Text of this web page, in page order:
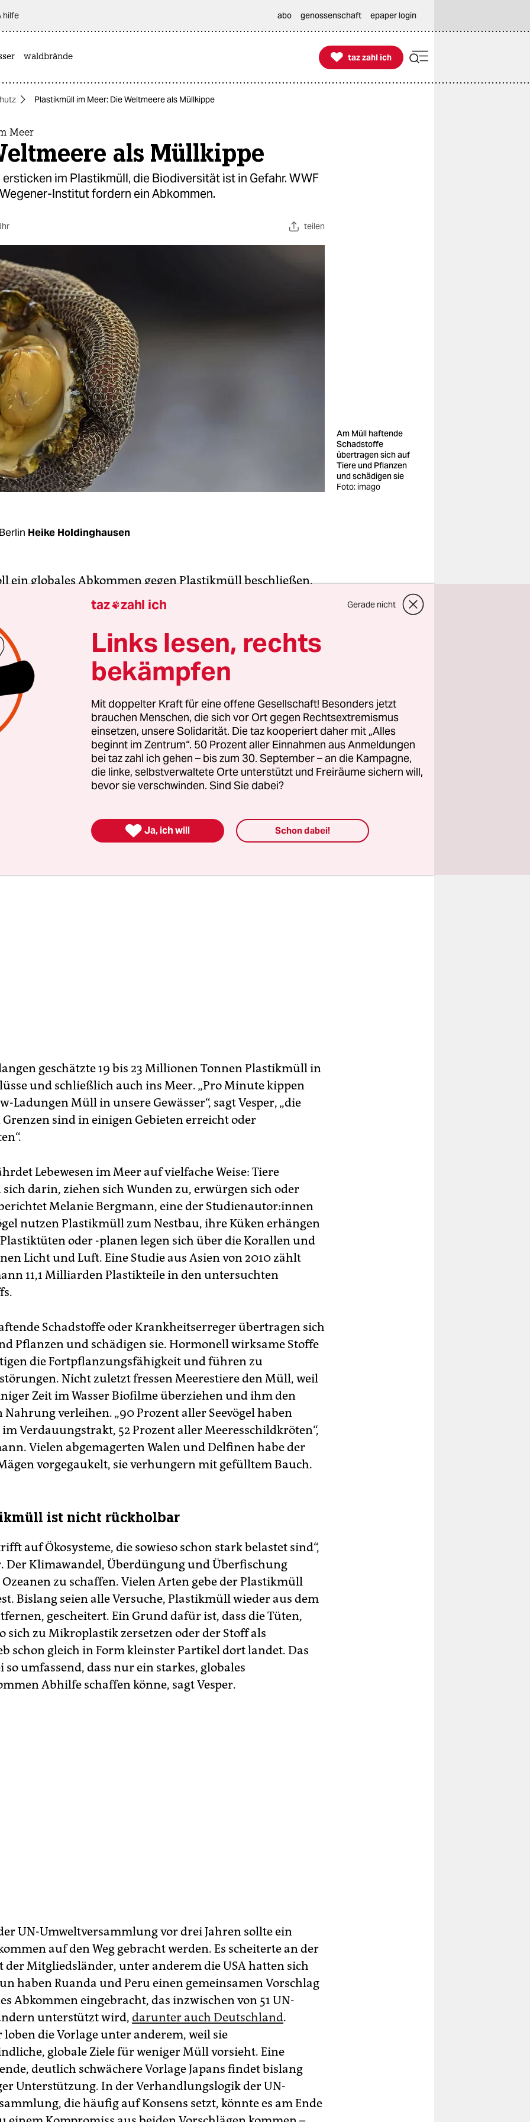
hilfe abo genossenschaft epaper login
waldbrände 
taz zahl ich
taz zahl ich
Plastikmüll im Meer: Die Weltmeere als Müllkippe
Meer
als Müllkippe
ersticken im Plastikmüll, die Biodiversität ist in Gefahr. WWF
Institut fordern ein Abkommen.
teilen
Am Müll haftende
Schadstoffe
übertragen sich auf
Tiere und Pflanzen
und schädigen sie
Foto: imago
Heike Holdinghausen
ein globales Abkommen gegen Plastikmüll beschließen,
Klimaabkommen. Das fordern die Umweltorganisation
Alfred-Wegener-Institut für Polar- und Meeresforschung
Dienstag gemeinsam. Dabei berufen sie sich auf
von fast 3.000 Studien zum Thema „Müll im Meer“, die
seiner Datenbank Litterbasegesammelt und nun
hat.
die wissenschaftliche Literatur bei 90 Prozent
Arten negative Auswirkungen der marinen
von Bakterien über Krebstiere bis hin zu
Walen und Robben. Besonders verschmutzt sind
Ozeanwirbel, in denen der Plastikmüll kreist, die
den Fachbereich Meeresschutz leitet.
geschätzte 19 bis 23 Millionen Tonnen Plastikmüll in
und schließlich auch ins Meer. „Pro Minute kippen
Ladungen Müll in unsere Gewässer“, sagt Vesper, „die
sind in einigen Gebieten erreicht oder
Lebewesen im Meer auf vielfache Weise: Tiere
darin, ziehen sich Wunden zu, erwürgen sich oder
Melanie Bergmann, eine der Stu­di­en­au­to­r:in­nen
nutzen Plastikmüll zum Nestbau, ihre Küken erhängen
oder -planen legen sich über die Korallen und
Licht und Luft. Eine Studie aus Asien von 2010 zählt
11,1 Milliarden Plastikteile in den untersuchten
Schadstoffe oder Krankheitserreger übertragen sich
Pflanzen und schädigen sie. Hormonell wirksame Stoffe
die Fortpflanzungsfähigkeit und führen zu
Nicht zuletzt fressen Meerestiere den Müll, weil
Zeit im Wasser Biofilme überziehen und ihm den
Nahrung verleihen. „90 Prozent aller Seevögel haben
Verdauungstrakt, 52 Prozent aller Meeresschildkröten“,
Vielen abgemagerten Walen und Delfinen habe der
vorgegaukelt, sie verhungern mit gefülltem Bauch.
ist nicht rückholbar
auf Ökosysteme, die sowieso schon stark belastet sind“,
Der Klimawandel, Überdüngung und Überfischung
zu schaffen. Vielen Arten gebe der Plastikmüll
Bislang seien alle Versuche, Plastikmüll wieder aus dem
gescheitert. Ein Grund dafür ist, dass die Tüten,
sich zu Mikroplastik zersetzen oder der Stoff als
schon gleich in Form kleinster Partikel dort landet. Das
so umfassend, dass nur ein starkes, globales
Abhilfe schaffen könne, sagt Vesper.
UN-Umweltversammlung vor drei Jahren sollte ein
auf den Weg gebracht werden. Es scheiterte an der
der Mitgliedsländer, unter anderem die USA hatten sich
haben Ruanda und Peru einen gemeinsamen Vorschlag
Abkommen eingebracht, das inzwischen von 51 UN-
unterstützt wird, darunter auch Deutschland.
loben die Vorlage unter anderem, weil sie
globale Ziele für weniger Müll vorsieht. Eine
deutlich schwächere Vorlage Japans findet bislang
Unterstützung. In der Verhandlungslogik der UN-
die häufig auf Konsens setzt, könnte es am Ende
taz zahl ich Gerade nicht
Links lesen, rechts
bekämpfen
Mit doppelter Kraft für eine offene Gesellschaft! Besonders jetzt
brauchen Menschen, die sich vor Ort gegen Rechtsextremismus
einsetzen, unsere Solidarität. Die taz kooperiert daher mit „Alles
beginnt im Zentrum“. 50 Prozent aller Einnahmen aus Anmeldungen
bei taz zahl ich gehen – bis zum 30. September – an die Kampagne,
die linke, selbstverwaltete Orte unterstützt und Freiräume sichern will,
bevor sie verschwinden. Sind Sie dabei?
 Ja, ich will Schon dabei!